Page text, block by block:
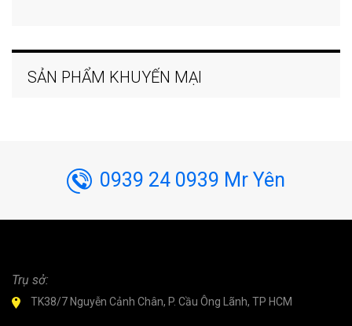
SẢN PHẨM KHUYẾN MẠI
0939 24 0939 Mr Yên
Trụ sở:
TK38/7 Nguyễn Cảnh Chân, P. Cầu Ông Lãnh, TP HCM